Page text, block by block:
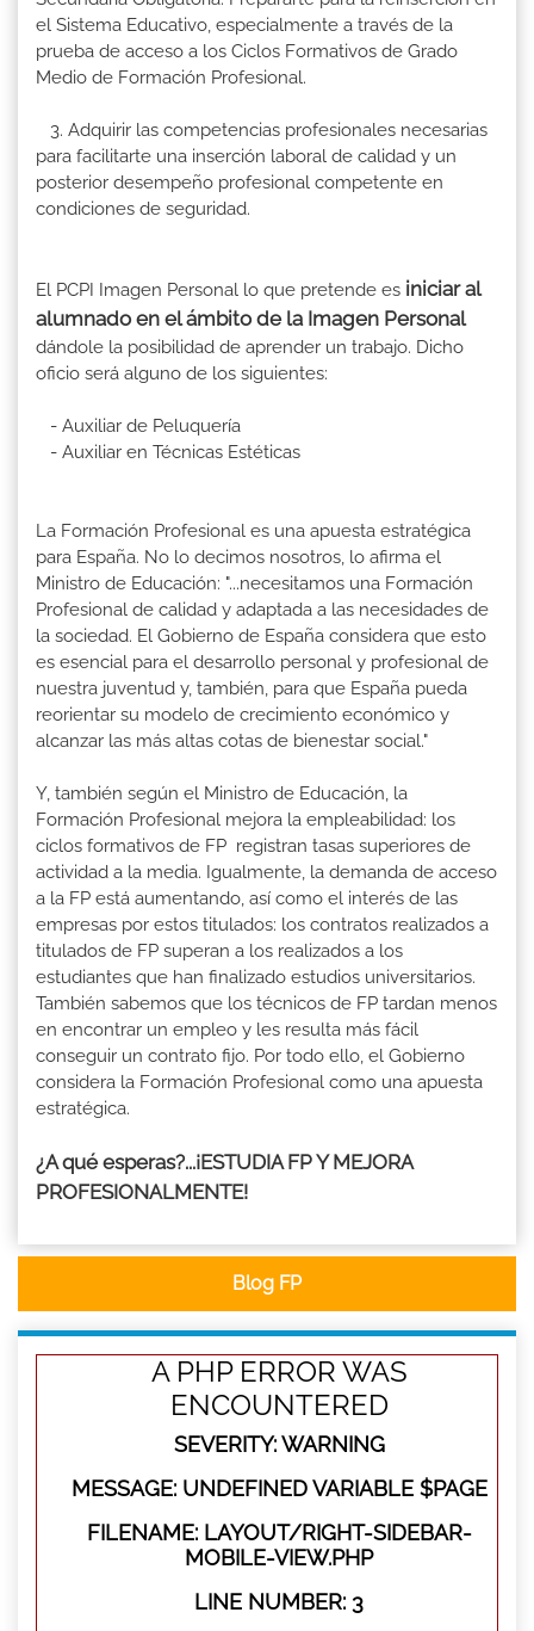
el Sistema Educativo, especialmente a través de la
prueba de acceso a los Ciclos Formativos de Grado
Medio de Formación Profesional.
3. Adquirir las competencias profesionales necesarias
para facilitarte una inserción laboral de calidad y un
posterior desempeño profesional competente en
condiciones de seguridad.
El PCPI Imagen Personal lo que pretende es iniciar al
alumnado en el ámbito de la Imagen Personal
dándole la posibilidad de aprender un trabajo. Dicho
oficio será alguno de los siguientes:
- Auxiliar de Peluquería
- Auxiliar en Técnicas Estéticas
La Formación Profesional es una apuesta estratégica
para España. No lo decimos nosotros, lo afirma el
Ministro de Educación: "...necesitamos una Formación
Profesional de calidad y adaptada a las necesidades de
la sociedad. El Gobierno de España considera que esto
es esencial para el desarrollo personal y profesional de
nuestra juventud y, también, para que España pueda
reorientar su modelo de crecimiento económico y
alcanzar las más altas cotas de bienestar social."
Y, también según el Ministro de Educación, la
Formación Profesional mejora la empleabilidad: los
ciclos formativos de FP registran tasas superiores de
actividad a la media. Igualmente, la demanda de acceso
a la FP está aumentando, así como el interés de las
empresas por estos titulados: los contratos realizados a
titulados de FP superan a los realizados a los
estudiantes que han finalizado estudios universitarios.
También sabemos que los técnicos de FP tardan menos
en encontrar un empleo y les resulta más fácil
conseguir un contrato fijo. Por todo ello, el Gobierno
considera la Formación Profesional como una apuesta
estratégica.
¿A qué esperas?...¡ESTUDIA FP Y MEJORA
PROFESIONALMENTE!
Blog FP
A PHP ERROR WAS
ENCOUNTERED
SEVERITY: WARNING
MESSAGE: UNDEFINED VARIABLE $PAGE
FILENAME: LAYOUT/RIGHT-SIDEBAR-
MOBILE-VIEW.PHP
LINE NUMBER: 3